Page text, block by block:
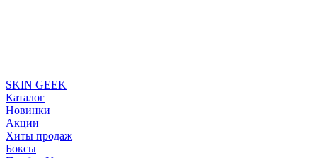
SKIN GEEK
Каталог
Новинки
Акции
Хиты продаж
Боксы